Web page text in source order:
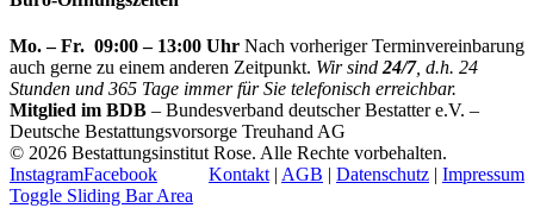
Mo. – Fr. 09:00 – 13:00 Uhr Nach vorheriger Terminvereinbarung
auch gerne zu einem anderen Zeitpunkt. Wir sind 24/7, d.h. 24
Stunden und 365 Tage immer für Sie telefonisch erreichbar.
Mitglied im BDB – Bundesverband deutscher Bestatter e.V. –
Deutsche Bestattungsvorsorge Treuhand AG
© 2026 Bestattungsinstitut Rose. Alle Rechte vorbehalten.
Kontakt | AGB | Datenschutz | Impressum
InstagramFacebook
Toggle Sliding Bar Area